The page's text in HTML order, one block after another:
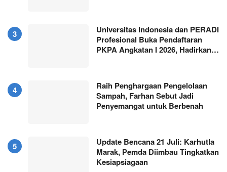
Universitas Indonesia dan PERADI
Profesional Buka Pendaftaran
PKPA Angkatan I 2026, Hadirkan…
Raih Penghargaan Pengelolaan
Sampah, Farhan Sebut Jadi
Penyemangat untuk Berbenah
Update Bencana 21 Juli: Karhutla
Marak, Pemda Diimbau Tingkatkan
Kesiapsiagaan